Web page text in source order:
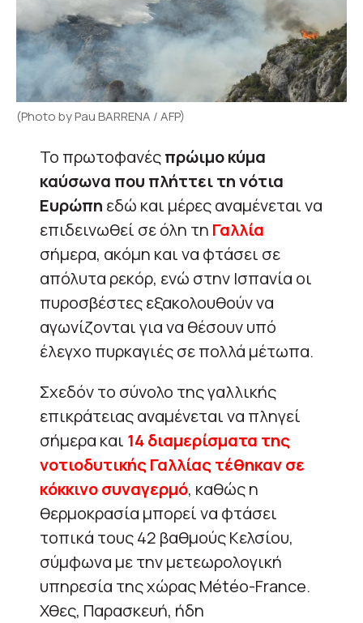
(Photo by Pau BARRENA / AFP)
Το πρωτοφανέςπρώιμο κύμα
καύσωνα που πλήττει τη νότια
Ευρώπη εδώ και μέρες αναμένεται να
επιδεινωθεί σε όλη τη Γαλλία
σήμερα, ακόμη και να φτάσει σε
απόλυτα ρεκόρ, ενώ στην Ισπανία οι
πυροσβέστες εξακολουθούν να
αγωνίζονται για να θέσουν υπό
έλεγχο πυρκαγιές σε πολλά μέτωπα.
Σχεδόν το σύνολο της γαλλικής
επικράτειας αναμένεται να πληγεί
σήμερα και 14 διαμερίσματα της
νοτιοδυτικής Γαλλίας τέθηκαν σε
κόκκινο συναγερμό, καθώς η
θερμοκρασία μπορεί να φτάσει
τοπικά τους 42 βαθμούς Κελσίου,
σύμφωνα με την μετεωρολογική
υπηρεσία της χώρας Météo-France.
Χθες, Παρασκευή, ήδη